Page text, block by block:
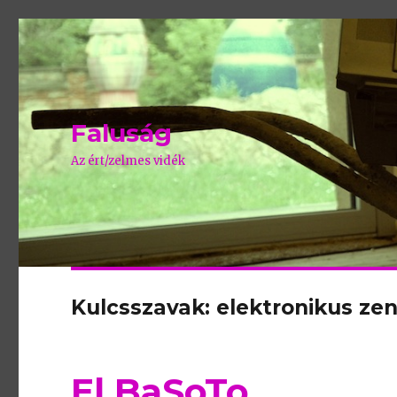
Faluság
Az ért/zelmes vidék
Kulcsszavak: elektronikus